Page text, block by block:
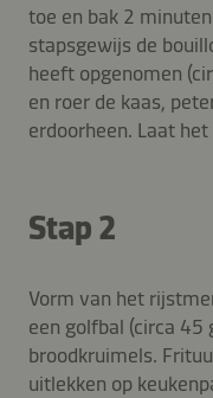
toe en bak 2
stapsgewijs de
heeft opgenomen
en roer de kaas,
erdoorheen. Laat
Stap 2
Vorm van het
een golfbal (circa 45
broodkruimels.
uitlekken op